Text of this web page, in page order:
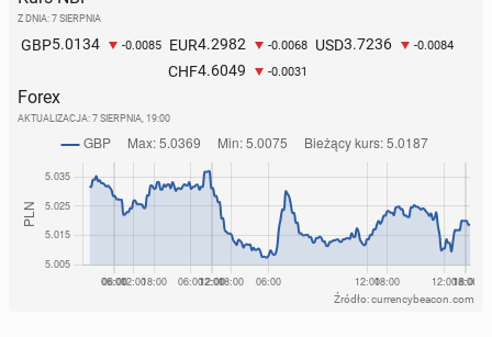
Z DNIA: 7 SIERPNIA
GBP5.0134 -0.0085 EUR4.2982 -0.0068 USD3.7236 -0.0084
CHF4.6049 -0.0031
Forex
AKTUALIZACJA: 7 SIERPNIA, 19:00
Źródło: currencybeacon.com